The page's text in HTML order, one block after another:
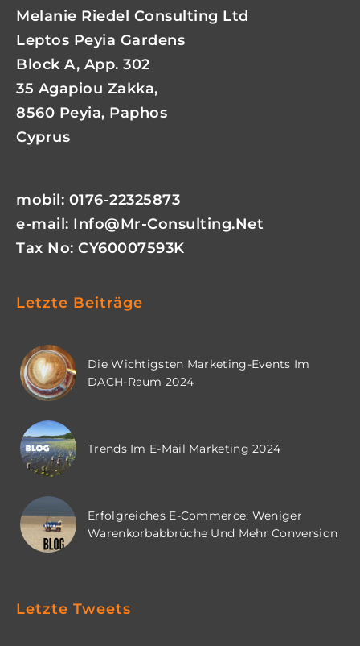
Melanie Riedel Consulting Ltd
Leptos Peyia Gardens
Block A, App. 302
35 Agapiou Zakka,
8560 Peyia, Paphos
Cyprus
mobil: 0176-22325873
e-mail: Info@mr-Consulting.net
Tax No: CY60007593K
Letzte Beiträge
Die Wichtigsten Marketing-Events Im
DACH-Raum 2024
Trends Im E-Mail Marketing 2024
Erfolgreiches E-Commerce: Weniger
Warenkorbabbrüche Und Mehr Conversion
Letzte Tweets